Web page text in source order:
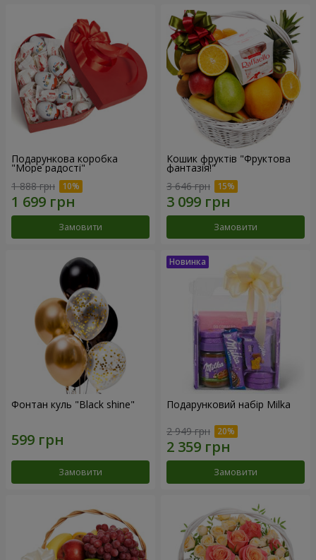
Подарункова коробка
"Море радості"
1 888 грн
Замовити
Кошик фруктів "Фруктова
фантазія!"
3 646 грн
Замовити
Фонтан куль "Black shine"
Замовити
Подарунковий набір Milka
2 949 грн
Замовити